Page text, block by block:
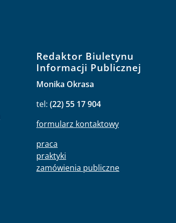
Redaktor Biuletynu
Informacji Publicznej
Monika Okrasa
tel: (22) 55 17 904
formularz kontaktowy
praca
praktyki
zamówienia publiczne